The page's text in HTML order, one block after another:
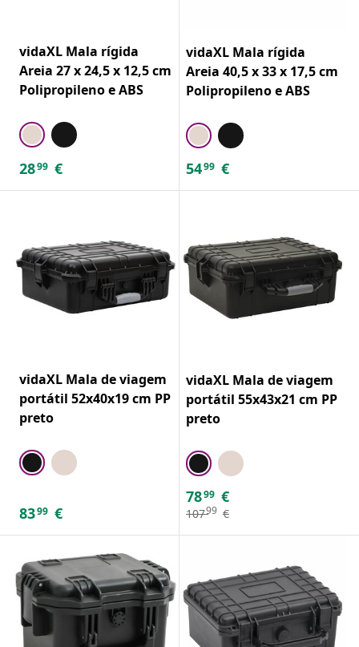
vidaXL Mala rígida
Areia 27 x 24,5 x 12,5 cm
Polipropileno e ABS
2899 €
vidaXL Mala rígida
Areia 40,5 x 33 x 17,5 cm
Polipropileno e ABS
5499 €
vidaXL Mala de viagem
portátil 52x40x19 cm PP
preto
8399 €
vidaXL Mala de viagem
portátil 55x43x21 cm PP
preto
7899 €
10799 €